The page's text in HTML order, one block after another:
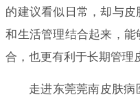
的建议看似日常，却与
和生活管理结合起来，
合，也更有利于长期管理
走进东莞莞南皮肤